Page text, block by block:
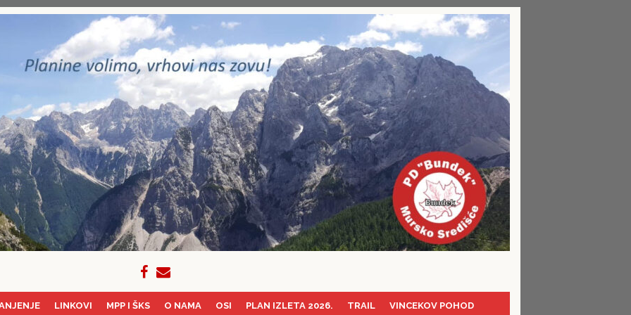
LINKOVI MPP I ŠKS O NAMA OSI PLAN IZLETA 2026. TRAIL VINCEKOV POHOD